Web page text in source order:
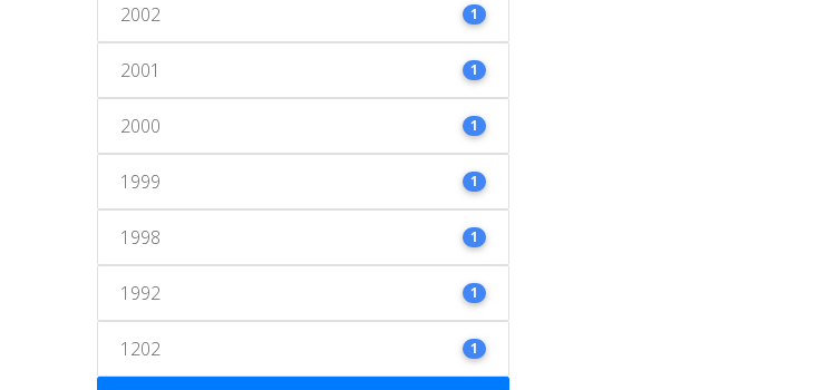
2002 1
2001 1
2000 1
1999 1
1998 1
1992 1
1202 1